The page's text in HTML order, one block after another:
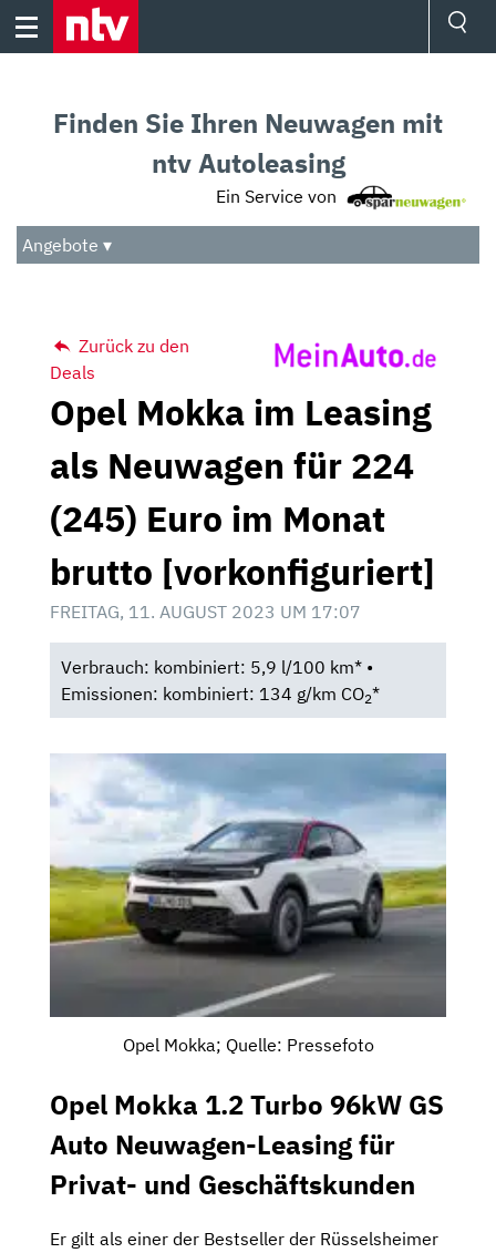
Skip
Audio
Das Beste
Finden Sie Ihren Neuwagen mit
ntv Autoleasing
Ein Service von
Angebote ▾
Zurück zu den
Deals
Opel Mokka im Leasing
als Neuwagen für 224
(245) Euro im Monat
brutto [vorkonfiguriert]
FREITAG, 11. AUGUST 2023 UM 17:07
Verbrauch: kombiniert: 5,9 l/100 km* •
Emissionen: kombiniert: 134 g/km CO2*
Opel Mokka; Quelle: Pressefoto
Opel Mokka 1.2 Turbo 96kW GS
Auto Neuwagen-Leasing für
Privat- und Geschäftskunden
Er gilt als einer der Bestseller der Rüsselsheimer